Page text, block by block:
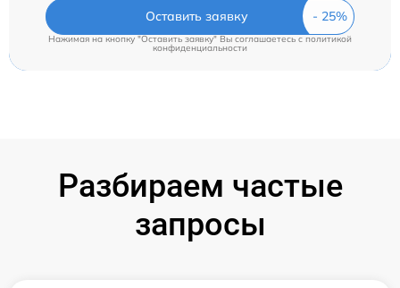
Оставить заявку
Нажимая на кнопку "Оставить заявку" Вы соглашаетесь cполитикой
конфиденциальности
Разбираем частые
запросы